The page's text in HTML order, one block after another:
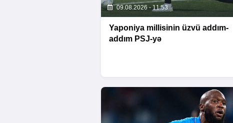
09.08.2026 - 11:53
Yaponiya millisinin üzvü addım-
addım PSJ-yə